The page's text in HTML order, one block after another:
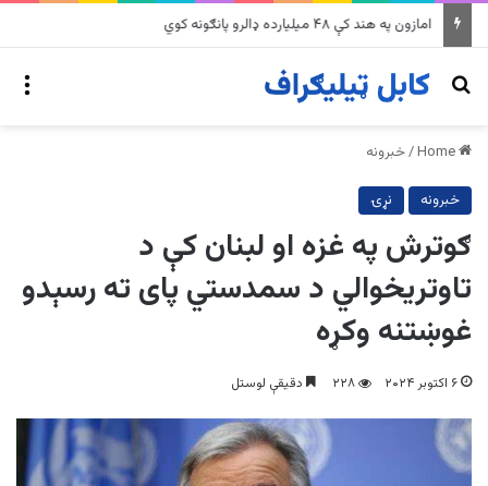
په وینزویلا کې زورورو زلزلو پراخ زیانونه اړولي
Search for
/خبرونه
خبرونه نړۍ
ګوترش په غزه او لبنان کې د
تاوتریخوالي د سمدستي پای ته رسېدو
غوښتنه وکړه
۶ اکتوبر ۲۰۲۴ ۲۲۸ دقیقې لوستل